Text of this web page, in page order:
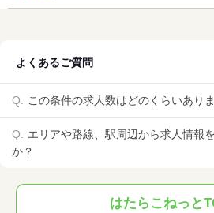
よくあるご質問
この条件の求人数はどのくらいあり
エリアや路線、駅周辺から求人情報
か？
はたらこねっと